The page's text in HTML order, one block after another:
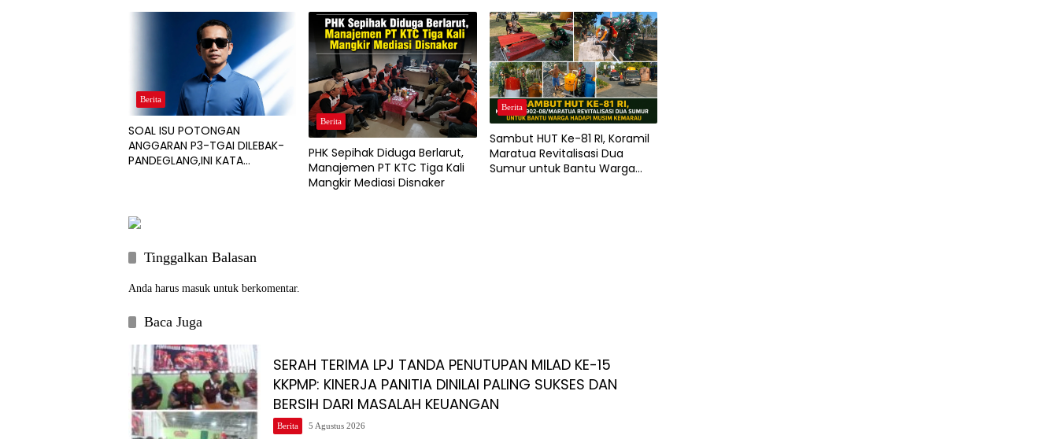
MASALAH KEUANGAN
Berita
SOAL ISU POTONGAN
ANGGARAN P3-TGAI DILEBAK-
PANDEGLANG,INI KATA
Berita
PHK Sepihak Diduga Berlarut,
Manajemen PT KTC Tiga Kali
Mangkir Mediasi Disnaker
Berita
Sambut HUT Ke-81 RI, Koramil
Maratua Revitalisasi Dua
Sumur untuk Bantu Warga
Tinggalkan Balasan
Anda harus masuk untuk berkomentar.
Baca Juga
SERAH TERIMA LPJ TANDA PENUTUPAN MILAD KE-15
KKPMP: KINERJA PANITIA DINILAI PALING SUKSES DAN
BERSIH DARI MASALAH KEUANGAN
Berita 5 Agustus 2026